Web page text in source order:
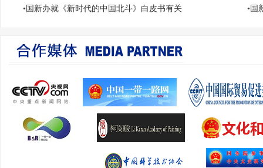
• 国新办就《新时代的中国北斗》白皮书有关 • 国